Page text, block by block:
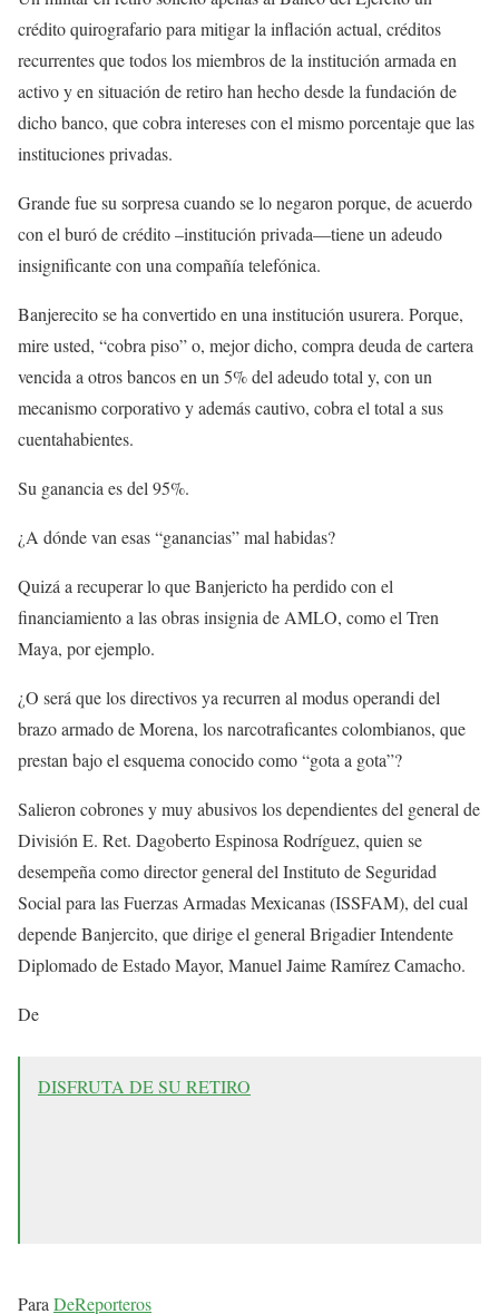
crédito quirografario para mitigar la inflación actual, créditos
recurrentes que todos los miembros de la institución armada en
activo y en situación de retiro han hecho desde la fundación de
dicho banco, que cobra intereses con el mismo porcentaje que las
instituciones privadas.
Grande fue su sorpresa cuando se lo negaron porque, de acuerdo
con el buró de crédito –institución privada—tiene un adeudo
insignificante con una compañía telefónica.
Banjerecito se ha convertido en una institución usurera. Porque,
mire usted, “cobra piso” o, mejor dicho, compra deuda de cartera
vencida a otros bancos en un 5% del adeudo total y, con un
mecanismo corporativo y además cautivo, cobra el total a sus
cuentahabientes.
Su ganancia es del 95%.
¿A dónde van esas “ganancias” mal habidas?
Quizá a recuperar lo que Banjericto ha perdido con el
financiamiento a las obras insignia de AMLO, como el Tren
Maya, por ejemplo.
¿O será que los directivos ya recurren al modus operandi del
brazo armado de Morena, los narcotraficantes colombianos, que
prestan bajo el esquema conocido como “gota a gota”?
Salieron cobrones y muy abusivos los dependientes del general de
División E. Ret. Dagoberto Espinosa Rodríguez, quien se
desempeña como director general del Instituto de Seguridad
Social para las Fuerzas Armadas Mexicanas (ISSFAM), del cual
depende Banjercito, que dirige el general Brigadier Intendente
Diplomado de Estado Mayor, Manuel Jaime Ramírez Camacho.
De
DISFRUTA DE SU RETIRO
Para DeReporteros